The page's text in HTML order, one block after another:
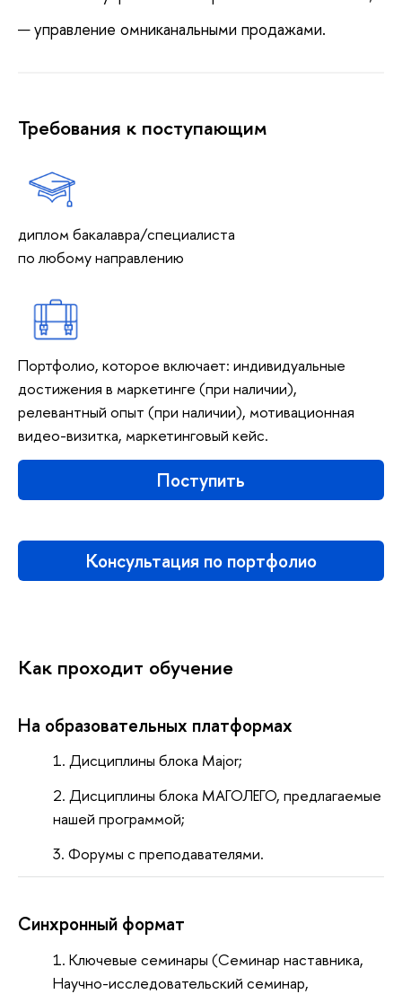
управление омниканальными продажами.
Требования к поступающим
диплом бакалавра/специалиста
по любому направлению
Портфолио, которое включает: индивидуальные
достижения в маркетинге (при наличии),
релевантный опыт (при наличии), мотивационная
видео-визитка, маркетинговый кейс.
Поступить
Консультация по портфолио
Как проходит обучение
На образовательных платформах
Дисциплины блока Major;
Дисциплины блока МАГОЛЕГО, предлагаемые
нашей программой;
Форумы с преподавателями.
Синхронный формат
Ключевые семинары (Семинар наставника,
Научно-исследовательский семинар,